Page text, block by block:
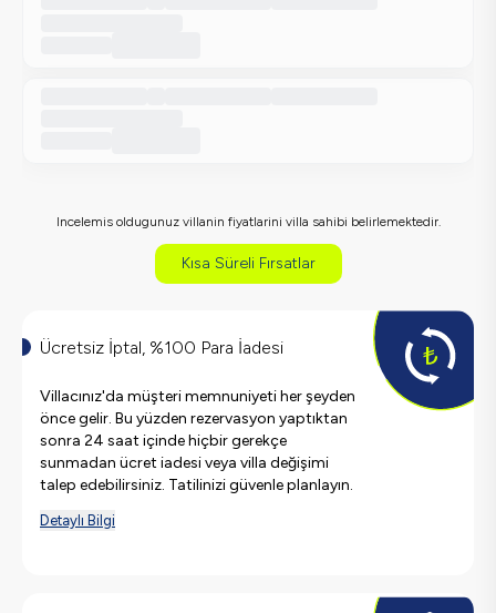
Incelemis oldugunuz villanin fiyatlarini villa sahibi belirlemektedir.
Kısa Süreli Fırsatlar
Ücretsiz İptal, %100 Para İadesi
Villacınız'da müşteri memnuniyeti her şeyden
önce gelir. Bu yüzden rezervasyon yaptıktan
sonra 24 saat içinde hiçbir gerekçe
sunmadan ücret iadesi veya villa değişimi
talep edebilirsiniz. Tatilinizi güvenle planlayın.
Detaylı Bilgi